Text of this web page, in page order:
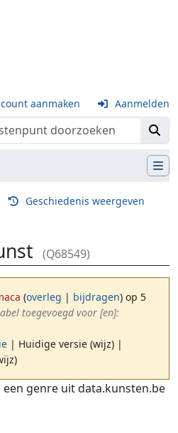
aanmaken Aanmelden
Geschiedenis weergeven
(Q68549)
(overleg | bijdragen) op 5
toegevoegd voor [en]:
| Huidige versie (wijz) |
genre uit data.kunsten.be